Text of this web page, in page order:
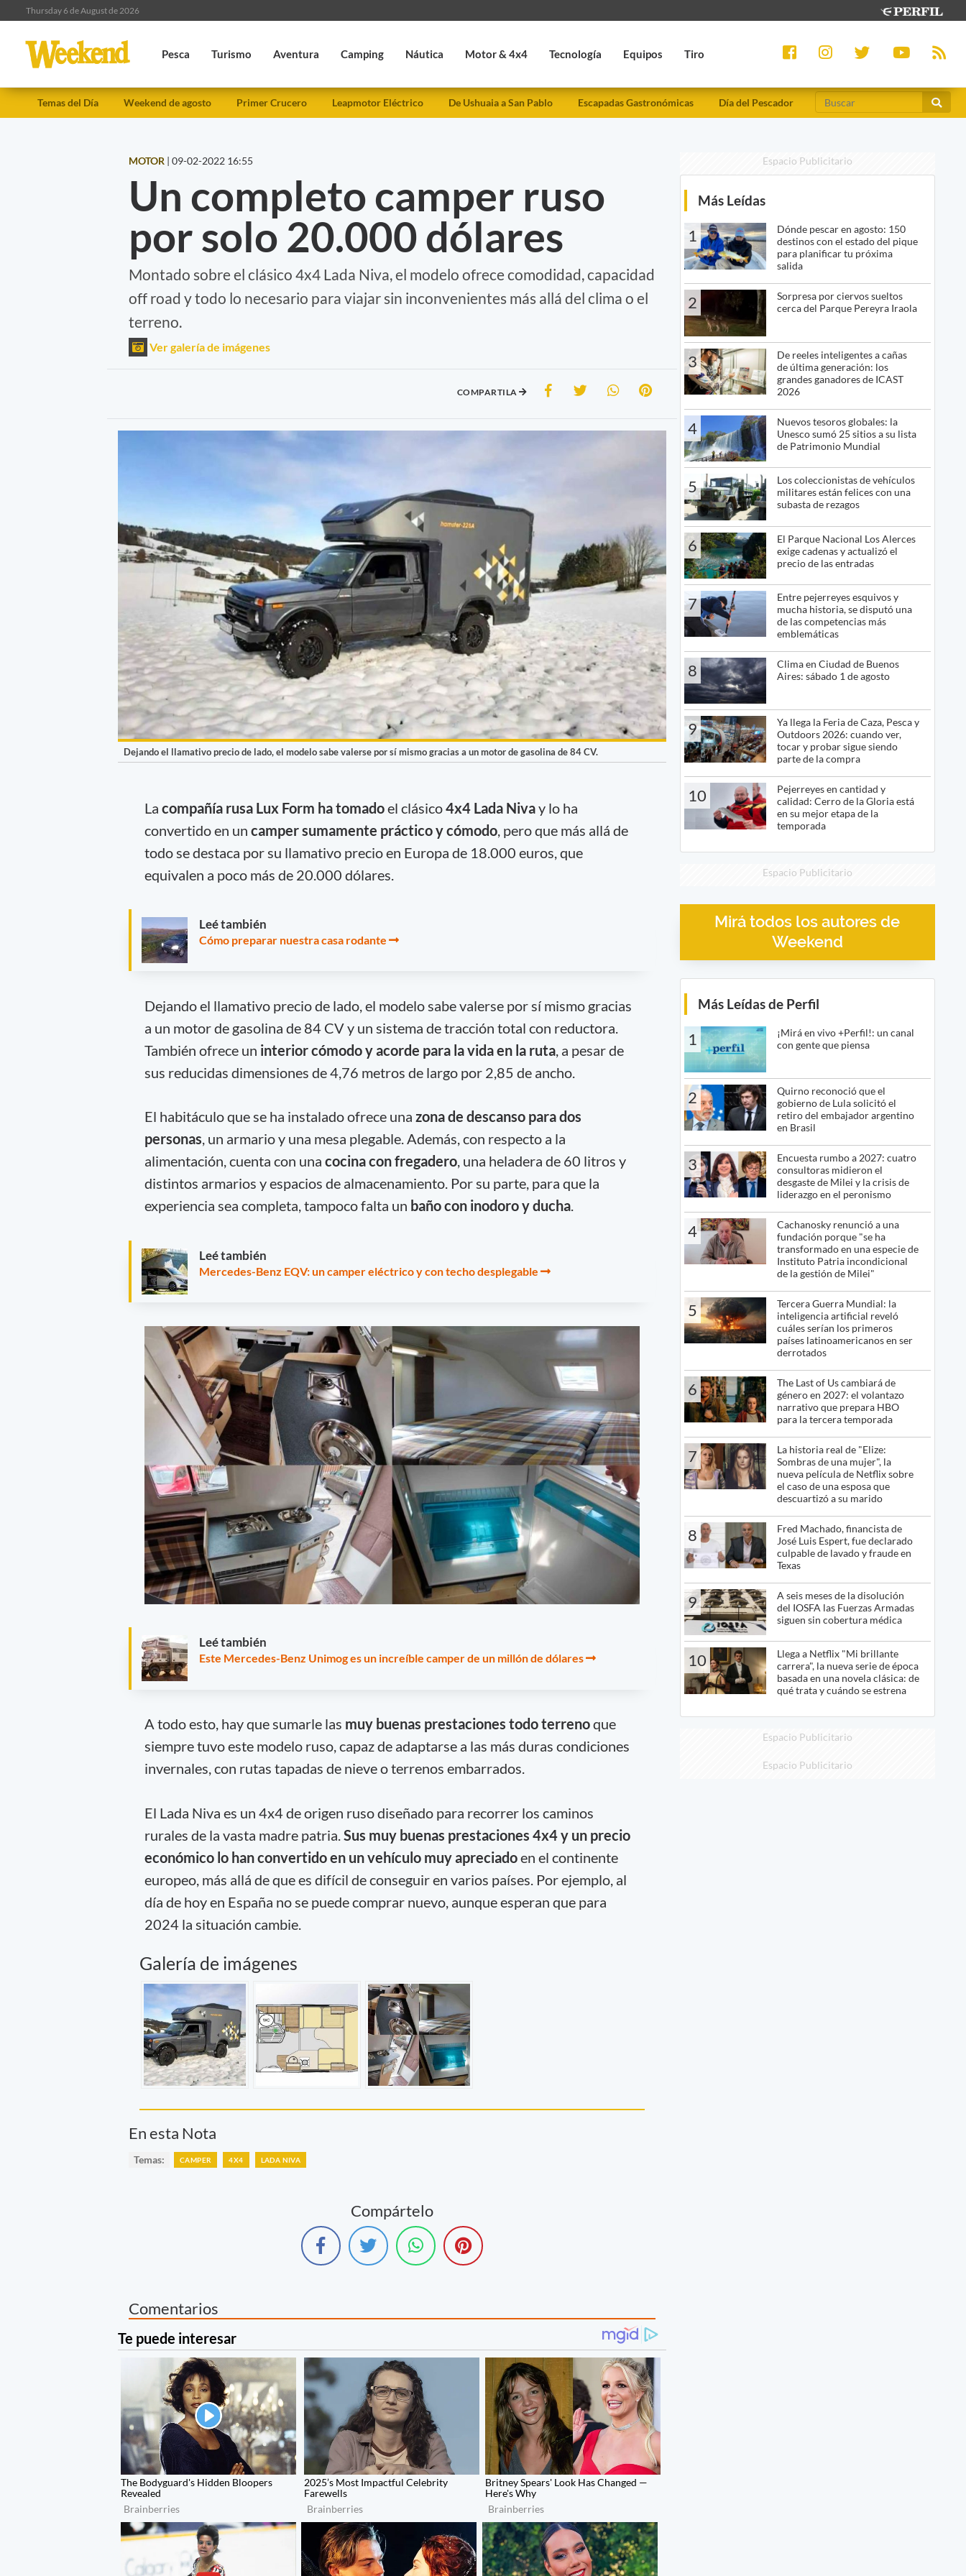
Thursday 6 de August de 2026
Pesca Turismo Aventura Camping Náutica Motor & 4x4 Tecnología Equipos Tiro
Temas del Día Weekend de agosto Primer Crucero Leapmotor Eléctrico De Ushuaia a San Pablo Escapadas Gastronómicas Día del Pescador
MOTOR | 09-02-2022 16:55
Un completo camper ruso
por solo 20.000 dólares
Montado sobre el clásico 4x4 Lada Niva, el modelo ofrece comodidad, capacidad
off road y todo lo necesario para viajar sin inconvenientes más allá del clima o el
terreno.
Ver galería de imágenes
COMPARTILA
Dejando el llamativo precio de lado, el modelo sabe valerse por sí mismo gracias a un motor de gasolina de 84 CV.
La compañía rusa Lux Form ha tomadoel clásico4x4 Lada Nivay lo ha
convertido en un camper sumamente práctico y cómodo, pero que más allá de
todo se destaca por su llamativo precio en Europa de 18.000 euros, que
equivalen a poco más de 20.000 dólares.
Leé también
Cómo preparar nuestra casa rodante
Dejando el llamativo precio de lado, el modelo sabe valerse por sí mismo gracias
a un motor de gasolina de 84 CV y un sistema de tracción total con reductora.
También ofrece un interior cómodo y acorde para la vida en la ruta, a pesar de
sus reducidas dimensiones de 4,76 metros de largo por 2,85 de ancho.
El habitáculo que se ha instalado ofrece una zona de descanso para dos
personas, un armario y una mesa plegable. Además, con respecto a la
alimentación, cuenta con una cocina con fregadero, una heladera de 60 litros y
distintos armarios y espacios de almacenamiento. Por su parte, para que la
experiencia sea completa, tampoco falta un baño con inodoro y ducha.
Leé también
Mercedes-Benz EQV: un camper eléctrico y con techo desplegable
Leé también
Este Mercedes-Benz Unimog es un increíble camper de un millón de dólares
A todo esto, hay que sumarle las muy buenas prestaciones todo terrenoque
siempre tuvo este modelo ruso, capaz de adaptarse a las más duras condiciones
invernales, con rutas tapadas de nieve o terrenos embarrados.
El Lada Niva es un 4x4 de origen ruso diseñado para recorrer los caminos
rurales de la vasta madre patria. Sus muy buenas prestaciones 4x4 y un precio
económico lo han convertido en un vehículo muy apreciadoen el continente
europeo, más allá de que es difícil de conseguir en varios países. Por ejemplo, al
día de hoy en España no se puede comprar nuevo, aunque esperan que para
2024 la situación cambie.
Galería de imágenes
En esta Nota
Temas: CAMPER 4X4 LADA NIVA
Compártelo
Comentarios
Espacio Publicitario
Más Leídas
1
Dónde pescar en agosto: 150
destinos con el estado del pique
para planificar tu próxima
salida
2
Sorpresa por ciervos sueltos
cerca del Parque Pereyra Iraola
3
De reeles inteligentes a cañas
de última generación: los
grandes ganadores de ICAST
2026
4
Nuevos tesoros globales: la
Unesco sumó 25 sitios a su lista
de Patrimonio Mundial
5
Los coleccionistas de vehículos
militares están felices con una
subasta de rezagos
6
El Parque Nacional Los Alerces
exige cadenas y actualizó el
precio de las entradas
7
Entre pejerreyes esquivos y
mucha historia, se disputó una
de las competencias más
emblemáticas
8
Clima en Ciudad de Buenos
Aires: sábado 1 de agosto
9
Ya llega la Feria de Caza, Pesca y
Outdoors 2026: cuando ver,
tocar y probar sigue siendo
parte de la compra
10
Pejerreyes en cantidad y
calidad: Cerro de la Gloria está
en su mejor etapa de la
temporada
Espacio Publicitario
Mirá todos los autores de
Weekend
Más Leídas de Perfil
1
¡Mirá en vivo +Perfil!: un canal
con gente que piensa
2
Quirno reconoció que el
gobierno de Lula solicitó el
retiro del embajador argentino
en Brasil
3
Encuesta rumbo a 2027: cuatro
consultoras midieron el
desgaste de Milei y la crisis de
liderazgo en el peronismo
4
Cachanosky renunció a una
fundación porque "se ha
transformado en una especie de
Instituto Patria incondicional
de la gestión de Milei"
5
Tercera Guerra Mundial: la
inteligencia artificial reveló
cuáles serían los primeros
países latinoamericanos en ser
derrotados
6
The Last of Us cambiará de
género en 2027: el volantazo
narrativo que prepara HBO
para la tercera temporada
7
La historia real de "Elize:
Sombras de una mujer", la
nueva película de Netflix sobre
el caso de una esposa que
descuartizó a su marido
8
Fred Machado, financista de
José Luis Espert, fue declarado
culpable de lavado y fraude en
Texas
9
A seis meses de la disolución
del IOSFA las Fuerzas Armadas
siguen sin cobertura médica
10
Llega a Netflix "Mi brillante
carrera", la nueva serie de época
basada en una novela clásica: de
qué trata y cuándo se estrena
Espacio Publicitario
Espacio Publicitario